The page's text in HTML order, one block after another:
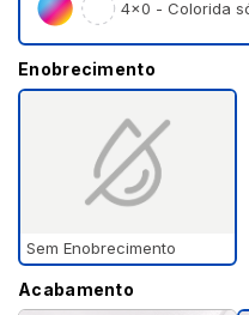
4×0 - Colorida
Enobrecimento
Sem Enobrecimento
Acabamento